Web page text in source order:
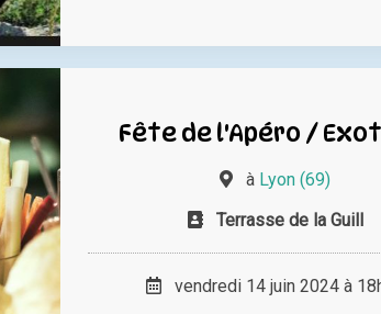
Fête de l'Apéro /
à Lyon (69)
Terrasse de la Guill
vendredi 14 juin 2024 à